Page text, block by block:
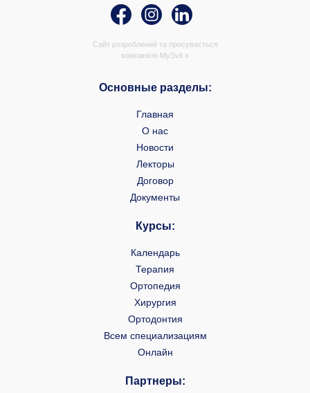
Сайт розроблений та просувається
компанією MySvit »
Основные разделы:
Главная
О нас
Новости
Лекторы
Договор
Документы
Курсы:
Календарь
Терапия
Ортопедия
Хирургия
Ортодонтия
Всем специализациям
Онлайн
Партнеры: